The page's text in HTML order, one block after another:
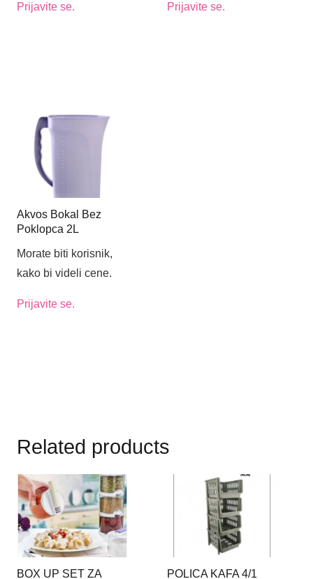
Prijavite se. Prijavite se.
Akvos Bokal Bez
Poklopca 2L
Morate biti korisnik,
kako bi videli cene.
Prijavite se.
Related products
BOX UP SET ZA
POLICA KAFA 4/1